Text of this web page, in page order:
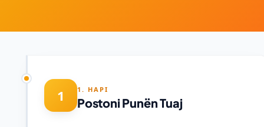
1 1. HAPI
Postoni Punën Tuaj